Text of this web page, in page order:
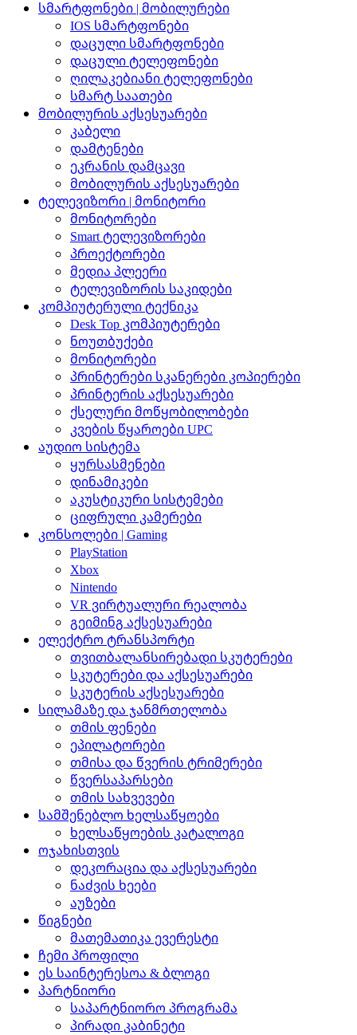
სმარტფონები | მობილურები
IOS სმარტფონები
დაცული სმარტფონები
დაცული ტელეფონები
ღილაკებიანი ტელეფონები
სმარტ საათები
მობილურის აქსესუარები
კაბელი
დამტენები
ეკრანის დამცავი
მობილურის აქსესუარები
ტელევიზორი | მონიტორი
მონიტორები
Smart ტელევიზორები
პროექტორები
მედია პლეერი
ტელევიზორის საკიდები
კომპიუტერული ტექნიკა
Desk Top კომპიუტერები
ნოუთბუქები
მონიტორები
პრინტერები სკანერები კოპიერები
პრინტერის აქსესუარები
ქსელური მოწყობილობები
კვების წყაროები UPC
აუდიო სისტემა
ყურსასმენები
დინამიკები
აკუსტიკური სისტემები
ციფრული კამერები
კონსოლები | Gaming
PlayStation
Xbox
Nintendo
VR ვირტუალური რეალობა
გეიმინგ აქსესუარები
ელექტრო ტრანსპორტი
თვითბალანსირებადი სკუტერები
სკუტერები და აქსესუარები
სკუტერის აქსესუარები
სილამაზე და ჯანმრთელობა
თმის ფენები
ეპილატორები
თმისა და წვერის ტრიმერები
წვერსაპარსები
თმის სახვევები
სამშენებლო ხელსაწყოები
ხელსაწყოების კატალოგი
ოჯახისთვის
დეკორაცია და აქსესუარები
ნაძვის ხეები
აუზები
წიგნები
მათემათიკა ევერესტი
ჩემი პროფილი
ეს საინტერესოა & ბლოგი
პარტნიორი
საპარტნიორო პროგრამა
პირადი კაბინეტი